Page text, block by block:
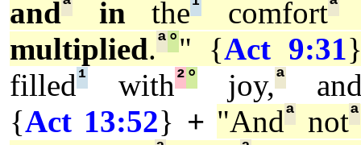
andª in the¹ comfortª
multiplied.ª°" {Act 9:31
filled¹ with²°joy,ª
{Act 13:52} + "Andª notª